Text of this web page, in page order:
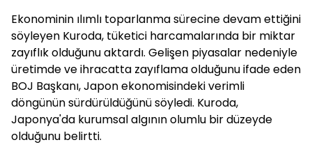
Ekonominin ılımlı toparlanma sürecine devam ettiğini
söyleyen Kuroda, tüketici harcamalarında bir miktar
zayıflık olduğunu aktardı. Gelişen piyasalar nedeniyle
üretimde ve ihracatta zayıflama olduğunu ifade eden
BOJ Başkanı, Japon ekonomisindeki verimli
döngünün sürdürüldüğünü söyledi. Kuroda,
Japonya'da kurumsal algının olumlu bir düzeyde
olduğunu belirtti.